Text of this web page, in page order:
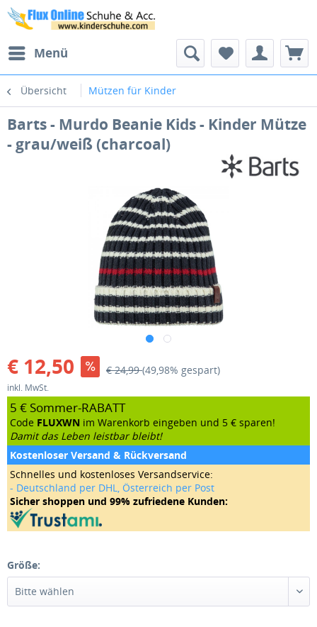
Menü
Übersicht Mützen für Kinder
Barts - Murdo Beanie Kids - Kinder Mütze
- grau/weiß (charcoal)
€ 12,50 € 24,99(49,98% gespart)
inkl. MwSt.
5 € Sommer-RABATT
Code FLUXWN im Warenkorb eingeben und 5 € sparen!
Damit das Leben leistbar bleibt!
Kostenloser Versand & Rückversand
Schnelles und kostenloses Versandservice:
- Deutschland per DHL, Österreich per Post
Sicher shoppen und 99% zufriedene Kunden:
Größe: